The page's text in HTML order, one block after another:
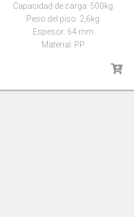
Capacidad de carga: 500kg
Peso del piso: 2,6kg
Espesor: 64 mm
Material: PP